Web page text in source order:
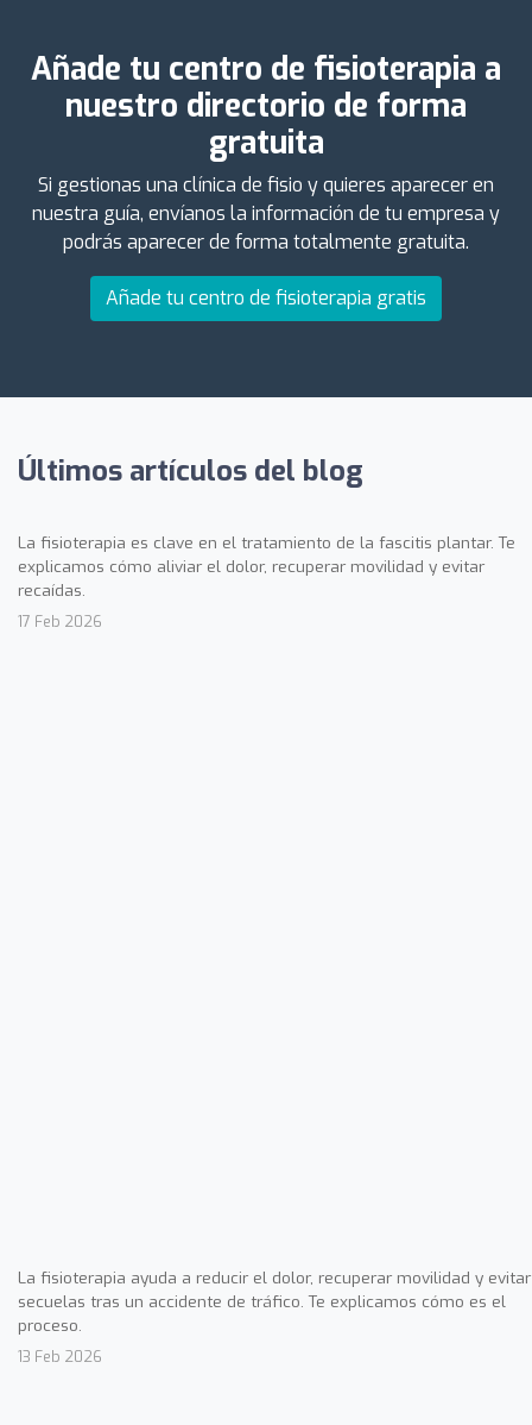
Añade tu centro de fisioterapia a
nuestro directorio de forma
gratuita
Si gestionas una clínica de fisio y quieres aparecer en
nuestra guía, envíanos la información de tu empresa y
podrás aparecer de forma totalmente gratuita.
Añade tu centro de fisioterapia gratis
Últimos artículos del blog
La fisioterapia es clave en el tratamiento de la fascitis plantar. Te
explicamos cómo aliviar el dolor, recuperar movilidad y evitar
recaídas.
17 Feb 2026
La fisioterapia ayuda a reducir el dolor, recuperar movilidad y evitar
secuelas tras un accidente de tráfico. Te explicamos cómo es el
proceso.
13 Feb 2026